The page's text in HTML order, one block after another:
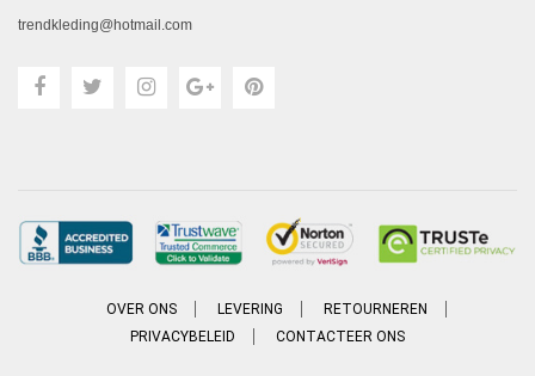
trendkleding@hotmail.com
OVER ONS LEVERING
RETOURNEREN
PRIVACYBELEID
CONTACTEER ONS